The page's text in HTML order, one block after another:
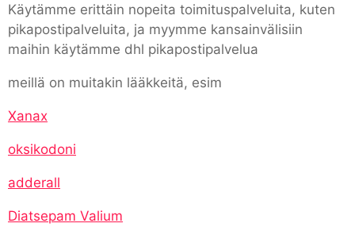
Käytämme erittäin nopeita toimituspalveluita, kuten
pikapostipalveluita, ja myymme kansainvälisiin
maihin käytämme dhl pikapostipalvelua
meillä on muitakin lääkkeitä, esim
Xanax
oksikodoni
adderall
Diatsepam Valium